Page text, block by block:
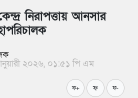
নিরাপত্তায় আনসার
২০২৬, ০১:৫১ পি এম
ফ+ ফ ফ-